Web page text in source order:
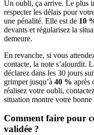
Un oubli, ça arrive. Le plus
respecter les délais pour
une pénalité. Elle est de 10
devants et régularisez la
demeure.
En revanche, si vous
contacte, la note s’alourdit.
déclarez dans les 30 jours
grimper jusqu’à 40 % après
réalisez votre oubli,
situation montre votre
Comment faire pour
validée ?